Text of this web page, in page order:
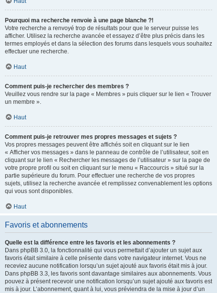
Pourquoi ma recherche renvoie à une page blanche ?!
Votre recherche a renvoyé trop de résultats pour que le serveur puisse les
afficher. Utilisez la recherche avancée et essayez d’être plus précis dans les
termes employés et dans la sélection des forums dans lesquels vous souhaitez
effectuer une recherche.
Haut
Comment puis-je rechercher des membres ?
Veuillez vous rendre sur la page « Membres » puis cliquer sur le lien « Trouver
un membre ».
Haut
Comment puis-je retrouver mes propres messages et sujets ?
Vos propres messages peuvent être affichés soit en cliquant sur le lien
« Afficher vos messages » dans le panneau de contrôle de l’utilisateur, soit en
cliquant sur le lien « Rechercher les messages de l’utilisateur » sur la page de
votre propre profil ou soit en cliquant sur le menu « Raccourcis » situé sur la
partie supérieure du forum. Pour effectuer une recherche de vos propres
sujets, utilisez la recherche avancée et remplissez convenablement les options
qui vous sont disponibles.
Haut
Favoris et abonnements
Quelle est la différence entre les favoris et les abonnements ?
Dans phpBB 3.0, la fonctionnalité qui vous permettait d’ajouter un sujet aux
favoris était similaire à celle présente dans votre navigateur internet. Vous ne
receviez aucune notification lorsqu’un sujet ajouté aux favoris était mis à jour.
Dans phpBB 3.3, les favoris sont davantage similaires aux abonnements. Vous
pouvez à présent recevoir une notification lorsqu’un sujet ajouté aux favoris est
mis à jour. L’abonnement, quant à lui, vous préviendra de la mise à jour d’un